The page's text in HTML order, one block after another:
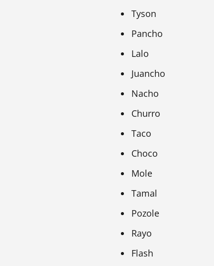
Tyson
Pancho
Lalo
Juancho
Nacho
Churro
Taco
Choco
Mole
Tamal
Pozole
Rayo
Flash